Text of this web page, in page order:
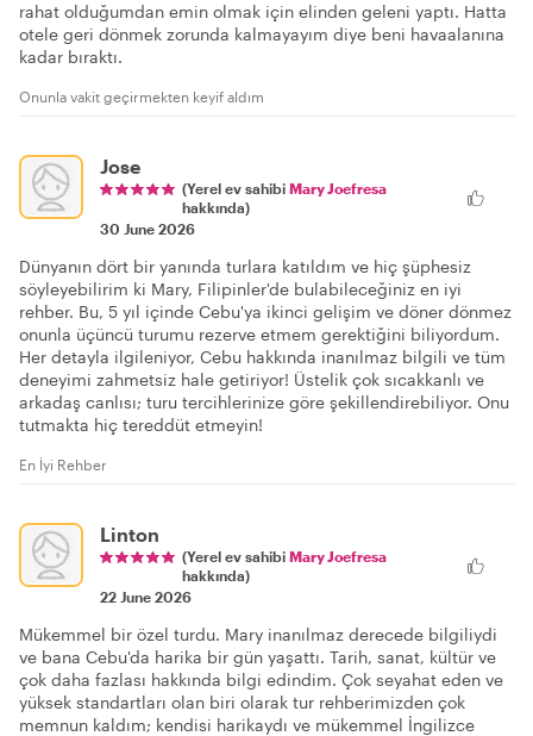
rahat olduğumdan emin olmak için elinden geleni yaptı. Hatta
otele geri dönmek zorunda kalmayayım diye beni havaalanına
kadar bıraktı.
Onunla vakit geçirmekten keyif aldım
Jose
(Yerel ev sahibi Mary Joefresa
hakkında)
30 June 2026
Dünyanın dört bir yanında turlara katıldım ve hiç şüphesiz
söyleyebilirim ki Mary, Filipinler'de bulabileceğiniz en iyi
rehber. Bu, 5 yıl içinde Cebu'ya ikinci gelişim ve döner dönmez
onunla üçüncü turumu rezerve etmem gerektiğini biliyordum.
Her detayla ilgileniyor, Cebu hakkında inanılmaz bilgili ve tüm
deneyimi zahmetsiz hale getiriyor! Üstelik çok sıcakkanlı ve
arkadaş canlısı; turu tercihlerinize göre şekillendirebiliyor. Onu
tutmakta hiç tereddüt etmeyin!
En İyi Rehber
Linton
(Yerel ev sahibi Mary Joefresa
hakkında)
22 June 2026
Mükemmel bir özel turdu. Mary inanılmaz derecede bilgiliydi
ve bana Cebu'da harika bir gün yaşattı. Tarih, sanat, kültür ve
çok daha fazlası hakkında bilgi edindim. Çok seyahat eden ve
yüksek standartları olan biri olarak tur rehberimizden çok
memnun kaldım; kendisi harikaydı ve mükemmel İngilizce